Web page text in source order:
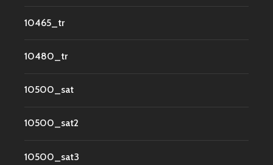
10465_tr
10480_tr
10500_sat
10500_sat2
10500_sat3